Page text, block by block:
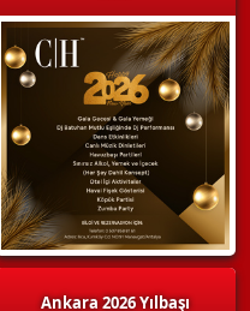
Ankara 2026 Yılbaşı